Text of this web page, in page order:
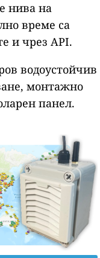
нива на
време са
и чрез API.
водоустойчив
монтажно
панел.